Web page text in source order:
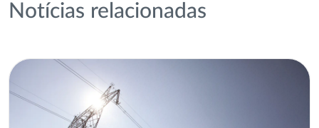
Notícias relacionadas